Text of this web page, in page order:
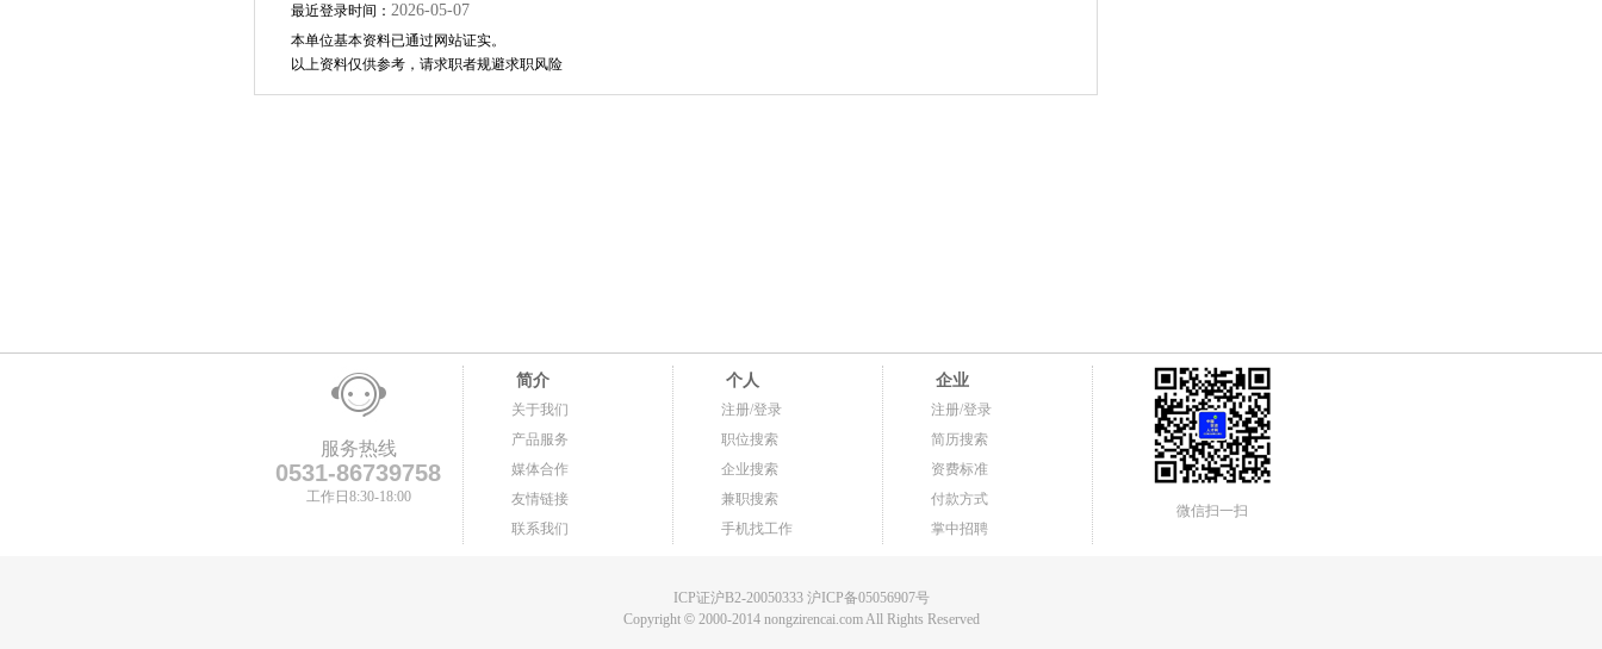
最近登录时间： 2026-05-07
本单位基本资料已通过网站证实。
以上资料仅供参考，请求职者规避求职风险
服务热线
0531-86739758
工作日8:30-18:00
简介
关于我们
产品服务
媒体合作
友情链接
联系我们
个人
注册/登录
职位搜索
企业搜索
兼职搜索
手机找工作
企业
注册/登录
简历搜索
资费标准
付款方式
掌中招聘
微信扫一扫
ICP证沪B2-20050333 沪ICP备05056907号
Copyright© 2000-2014 nongzirencai.com All Rights Reserved